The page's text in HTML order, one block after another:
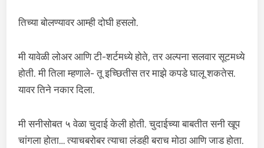
तिच्या बोलण्यावर आम्ही दोघी हसलो.
मी यावेळी लोअर आणि टी-शर्टमध्ये होते, तर अल्पना सलवार सूटमध्ये
होती. मी तिला म्हणाले- तू इच्छितीस तर माझे कपडे घालू शकतेस.
यावर तिने नकार दिला.
मी सनीसोबत ५ वेळा चुदाई केली होती. चुदाईच्या बाबतीत सनी खूप
चांगला होता… त्याचबरोबर त्याचा लंडही बराच मोठा आणि जाड होता.